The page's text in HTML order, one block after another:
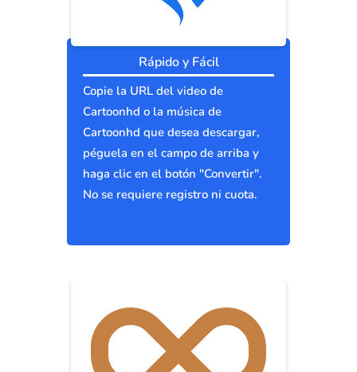
Rápido y Fácil
Copie la URL del video de
Cartoonhd o la música de
Cartoonhd que desea descargar,
péguela en el campo de arriba y
haga clic en el botón "Convertir".
No se requiere registro ni cuota.